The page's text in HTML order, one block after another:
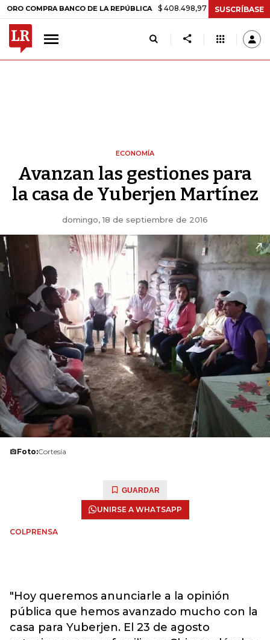
BANCO DE LA REPÚBLICA $ 408.498,97 +$ 8.753,81 +2,19%
SUSCRÍBASE
ECONOMÍA
Avanzan las gestiones para
la casa de Yuberjen Martínez
domingo, 18 de septiembre de 2016
Foto:Cortesía
GUARDAR
UNIRSE A WHATSAPP
COLPRENSA
"Hoy queremos anunciarle a la opinión
pública que hemos avanzado mucho con la
casa para Yuberjen. El 23 de agosto